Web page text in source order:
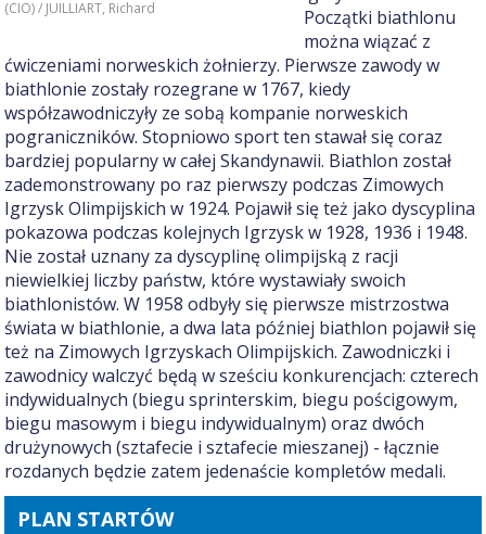
(CIO) / JUILLIART, Richard
Początki biathlonu
można wiązać z
ćwiczeniami norweskich żołnierzy. Pierwsze zawody w
biathlonie zostały rozegrane w 1767, kiedy
współzawodniczyły ze sobą kompanie norweskich
pograniczników. Stopniowo sport ten stawał się coraz
bardziej popularny w całej Skandynawii. Biathlon został
zademonstrowany po raz pierwszy podczas Zimowych
Igrzysk Olimpijskich w 1924. Pojawił się też jako dyscyplina
pokazowa podczas kolejnych Igrzysk w 1928, 1936 i 1948.
Nie został uznany za dyscyplinę olimpijską z racji
niewielkiej liczby państw, które wystawiały swoich
biathlonistów. W 1958 odbyły się pierwsze mistrzostwa
świata w biathlonie, a dwa lata później biathlon pojawił się
też na Zimowych Igrzyskach Olimpijskich. Zawodniczki i
zawodnicy walczyć będą w sześciu konkurencjach: czterech
indywidualnych (biegu sprinterskim, biegu pościgowym,
biegu masowym i biegu indywidualnym) oraz dwóch
drużynowych (sztafecie i sztafecie mieszanej) - łącznie
rozdanych będzie zatem jedenaście kompletów medali.
PLAN STARTÓW